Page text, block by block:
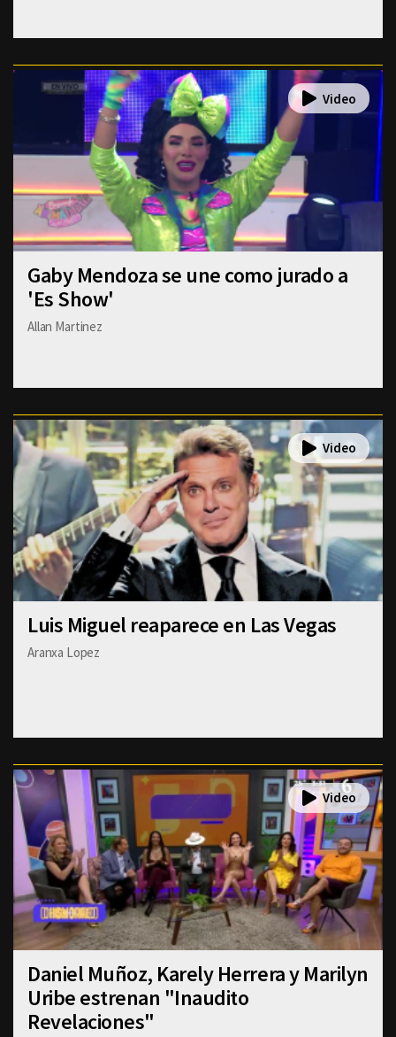
Gaby Mendoza se une como jurado a
'Es Show'
Allan Martinez
Luis Miguel reaparece en Las Vegas
Aranxa Lopez
Daniel Muñoz, Karely Herrera y Marilyn
Uribe estrenan "Inaudito
Revelaciones"